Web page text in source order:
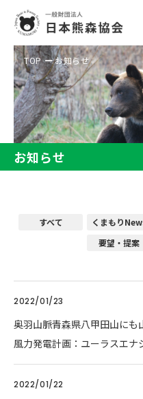
TOP お知らせ
お知らせ
すべて くまもり
要望・提案
2022/01/23
奥羽山脈青森県八甲田山に
風力発電計画：ユーラスエナ
2022/01/22